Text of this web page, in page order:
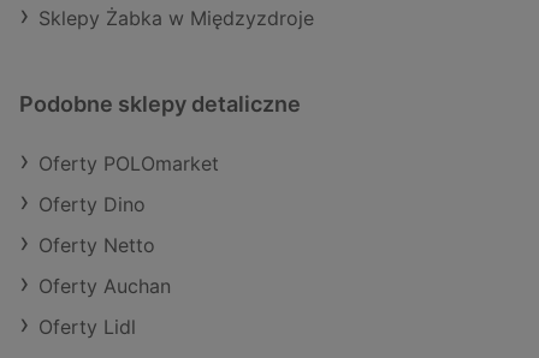
Sklepy Żabka w Międzyzdroje
Podobne sklepy detaliczne
Oferty POLOmarket
Oferty Dino
Oferty Netto
Oferty Auchan
Oferty Lidl